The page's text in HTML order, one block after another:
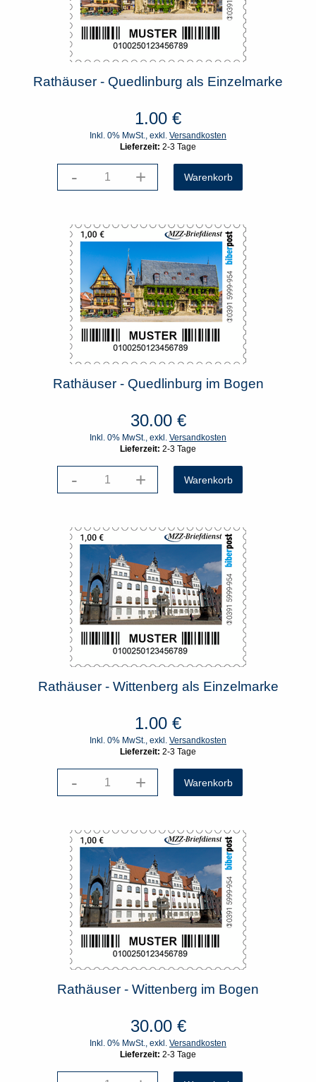
Rathäuser - Quedlinburg als Einzelmarke
1.00 €
Inkl. 0% MwSt., exkl. Versandkosten
Lieferzeit: 2-3 Tage
- +
Rathäuser - Quedlinburg im Bogen
30.00 €
Inkl. 0% MwSt., exkl. Versandkosten
Lieferzeit: 2-3 Tage
- +
Rathäuser - Wittenberg als Einzelmarke
1.00 €
Inkl. 0% MwSt., exkl. Versandkosten
Lieferzeit: 2-3 Tage
- +
Rathäuser - Wittenberg im Bogen
30.00 €
Inkl. 0% MwSt., exkl. Versandkosten
Lieferzeit: 2-3 Tage